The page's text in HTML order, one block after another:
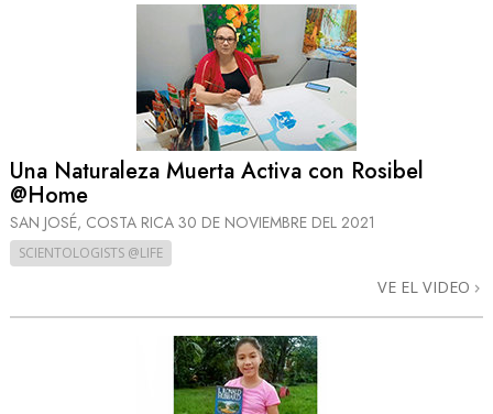
Una Naturaleza Muerta Activa con Rosibel
@Home
SAN JOSÉ, COSTA RICA 30 DE NOVIEMBRE DEL 2021
SCIENTOLOGISTS @LIFE
VE EL VIDEO